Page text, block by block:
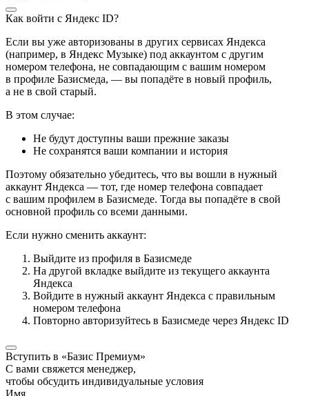
Как войти с Яндекс ID?
Если вы уже авторизованы в других сервисах Яндекса
(например, в Яндекс Музыке) под аккаунтом с другим
номером телефона, не совпадающим с вашим номером
в профиле Базисмеда, — вы попадёте в новый профиль,
а не в свой старый.
В этом случае:
Не будут доступны ваши прежние заказы
Не сохранятся ваши компании и история
Поэтому обязательно убедитесь, что вы вошли в нужный
аккаунт Яндекса — тот, где номер телефона совпадает
с вашим профилем в Базисмеде. Тогда вы попадёте в свой
основной профиль со всеми данными.
Если нужно сменить аккаунт:
Выйдите из профиля в Базисмеде
На другой вкладке выйдите из текущего аккаунта
Яндекса
Войдите в нужный аккаунт Яндекса с правильным
номером телефона
Повторно авторизуйтесь в Базисмеде через Яндекс ID
Вступить в «Базис Премиум»
С вами свяжется менеджер,
чтобы обсудить индивидуальные условия
Имя